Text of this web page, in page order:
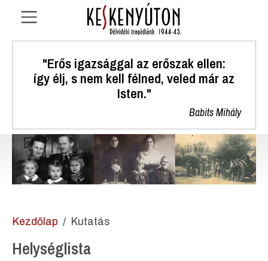
"Erős igazsággal az erőszak ellen:
így élj, s nem kell félned, veled már az
Isten."
Babits Mihály
Kezdőlap Kutatás
Helységlista